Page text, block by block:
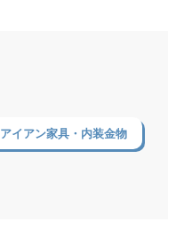
アイアン家具・内装金物